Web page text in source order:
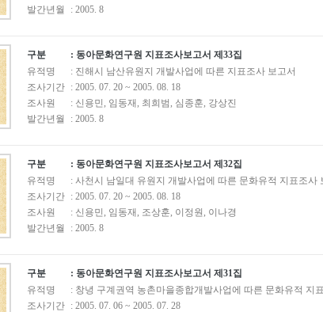
발간년월
: 2005. 8
구분
: 동아문화연구원 지표조사보고서 제33집
유적명
: 진해시 남산유원지 개발사업에 따른 지표조사 보고서
조사기간 : 2005. 07. 20 ~ 2005. 08. 18
조사원
: 신용민, 임동재, 최희범, 심종훈, 강상진
발간년월
: 2005. 8
구분
: 동아문화연구원 지표조사보고서 제32집
유적명
: 사천시 남일대 유원지 개발사업에 따른 문화유적 지표조사
조사기간 : 2005. 07. 20 ~ 2005. 08. 18
조사원
: 신용민, 임동재, 조상훈, 이정원, 이나경
발간년월
: 2005. 8
구분
: 동아문화연구원 지표조사보고서 제31집
유적명
: 창녕 구계권역 농촌마을종합개발사업에 따른 문화유적 지
조사기간 : 2005. 07. 06 ~ 2005. 07. 28